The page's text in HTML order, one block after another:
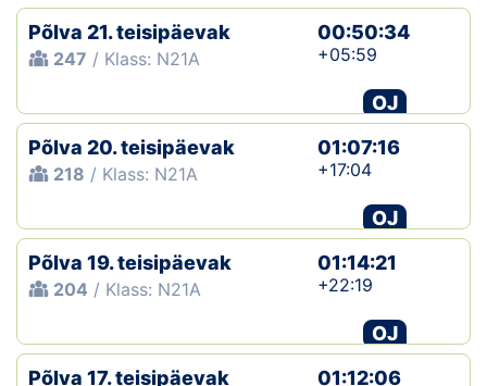
Põlva 21. teisipäevak
247 / Klass: N21A
00:50:34
+05:59
OJ
Põlva 20. teisipäevak
218 / Klass: N21A
01:07:16
+17:04
OJ
Põlva 19. teisipäevak
204 / Klass: N21A
01:14:21
+22:19
OJ
Põlva 17. teisipäevak
01:12:06